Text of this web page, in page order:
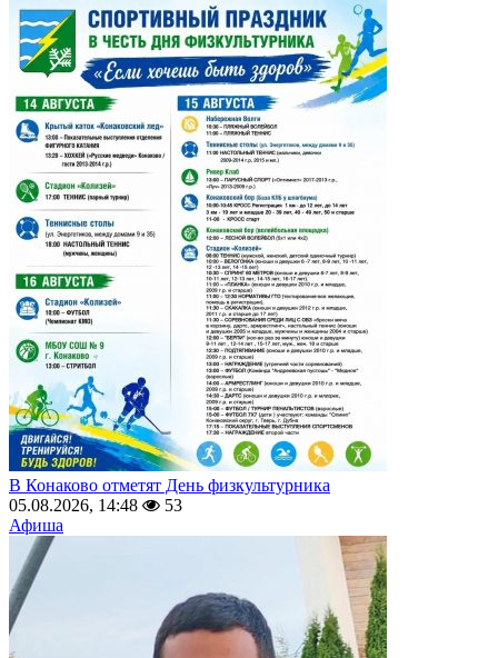
В Конаково отметят День физкультурника
05.08.2026, 14:48
53
Афиша